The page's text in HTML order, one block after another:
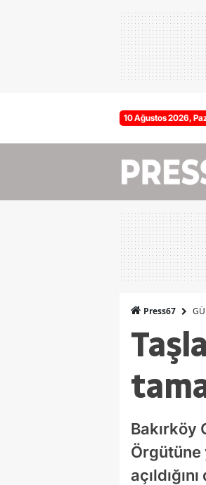
10 Ağustos 2026,
Press67
Bakırköy
Örgütüne